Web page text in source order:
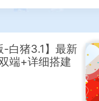
白猪3.1】最新
端+详细搭建